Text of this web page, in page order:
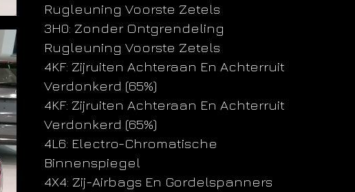
Rugleuning Voorste Zetels
3H0: Zonder Ontgrendeling
Rugleuning Voorste Zetels
4KF: Zijruiten Achteraan En Achterruit
Verdonkerd (65%)
4KF: Zijruiten Achteraan En Achterruit
Verdonkerd (65%)
4L6: Electro-Chromatische
Binnenspiegel
4X4: Zij-Airbags En Gordelspanners